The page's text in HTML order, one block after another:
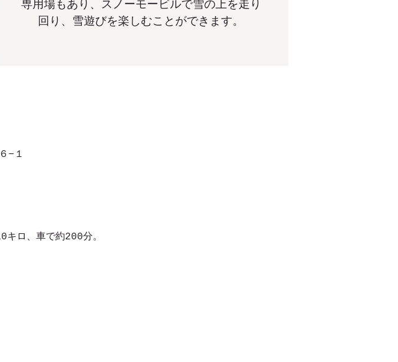
専用場もあり、スノーモービルで雪の上を走り
回り、雪遊びを楽しむことができます。
−１
ロ、車で約200分。